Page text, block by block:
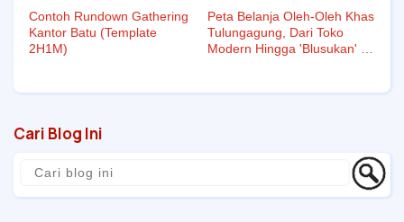
Contoh Rundown Gathering
Kantor Batu (Template
2H1M)
Peta Belanja Oleh-Oleh Khas
Tulungagung, Dari Toko
Modern Hingga 'Blusukan' ke
Cari Blog Ini